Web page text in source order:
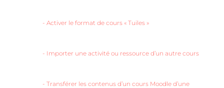
- Activer le format de cours « Tuiles »
- Importer une activité ou ressource d’un autre cours
- Transférer les contenus d’un cours Moodle d’une